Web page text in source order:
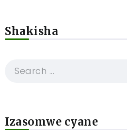
Shakisha
Izasomwe cyane